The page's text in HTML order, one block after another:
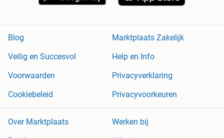
Blog
Marktplaats Zakelijk
Veilig en Succesvol
Help en Info
Voorwaarden
Privacyverklaring
Cookiebeleid
Privacyvoorkeuren
Over Marktplaats
Werken bij